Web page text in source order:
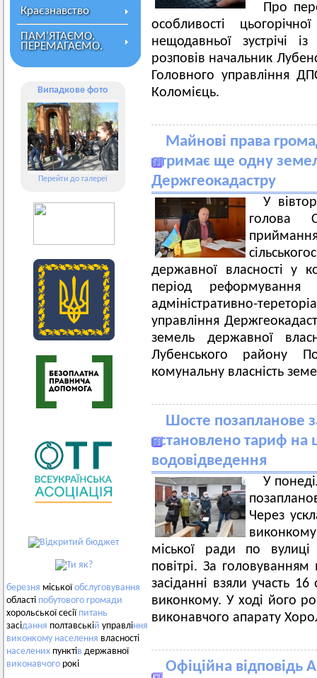
Краєзнавство
ПАМ’ЯТАЄМО.
ПЕРЕМАГАЄМО.
Випадкове фото
Перейти до галереї
березня міськоїобслуговування
області побутового громади
хорольської сесії питань
засідання полтавській управління
виконкому населення власності
населених пунктів державної
виконавчого рокі
Про
особливості
нещодавньої зустрічі
розповів начальник
Головного управління
Коломієць.
Майнові права
отримає ще одну
Держгеокадастру
У
голова
державної власності у
період
адміністративно-
управління
земель державної
Лубенського району
комунальну власність
Шосте позапланове
встановлено тариф на
водовідведення
У
Через
міської ради по
повітрі. За
засіданні взяли участь
виконкому. У ході його
виконавчого апарату
Офіційна відповідь